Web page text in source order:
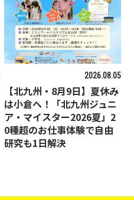
2026.08.05
【北九州・8月9日】夏休み
は小倉へ！「北九州ジュニ
ア・マイスター2026夏」2
0種超のお仕事体験で自由
研究も1日解決